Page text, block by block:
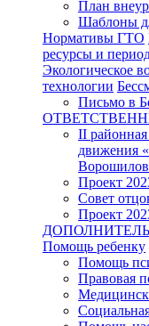
План
Шаблоны
Нормативы ГТО
ресурсы и
Экологическое
технологии
Письмо в
II
движения
Проект
Совет
Проект
Помощь ребенку
Помощь
Правовая